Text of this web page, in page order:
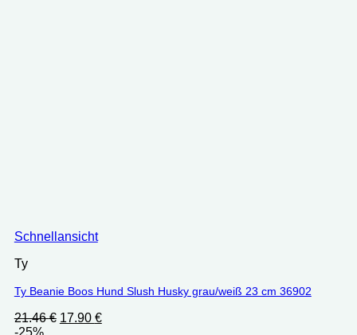
Schnellansicht
Ty
Ty Beanie Boos Hund Slush Husky grau/weiß 23 cm 36902
21.46€ Ursprünglicher
17.90 €Aktueller